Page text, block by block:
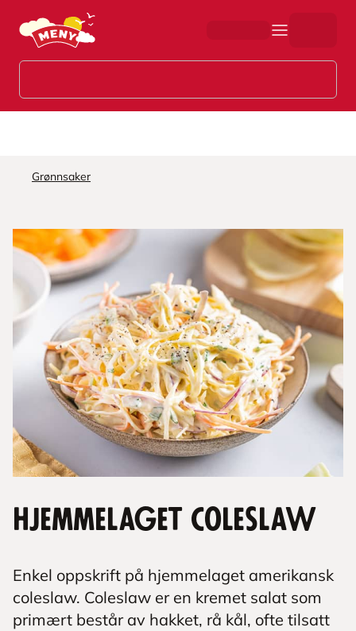
Hopp til hovedinnhold
Grønnsaker
Hjemmelaget coleslaw
Enkel oppskrift på hjemmelaget amerikansk
coleslaw. Coleslaw er en kremet salat som
primært består av hakket, rå kål, ofte tilsatt